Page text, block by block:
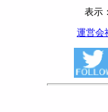
表示
運営会